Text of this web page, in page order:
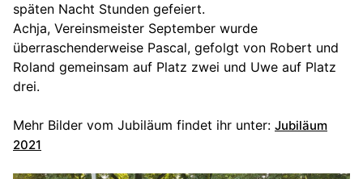
späten Nacht Stunden gefeiert.
Achja, Vereinsmeister September wurde
überraschenderweise Pascal, gefolgt von Robert und
Roland gemeinsam auf Platz zwei und Uwe auf Platz
drei.
Mehr Bilder vom Jubiläum findet ihr unter: Jubiläum
2021